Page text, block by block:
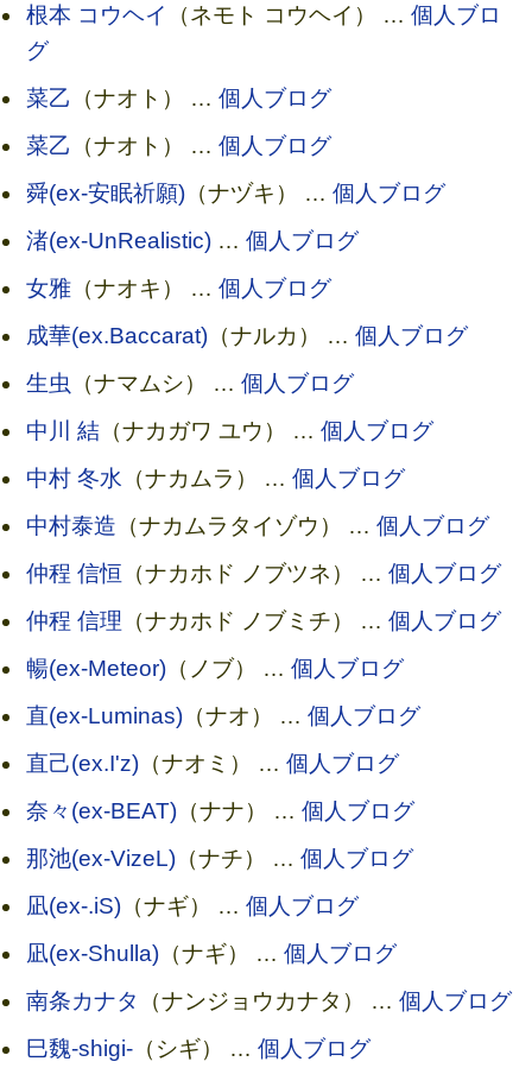
根本 コウヘイ
（ネモト コウヘイ） … 個人ブロ
グ
菜乙 （ナオト） … 個人ブログ
菜乙 （ナオト） … 個人ブログ
舜(ex-安眠祈願)（ナヅキ） … 個人ブログ
渚(ex-UnRealistic)… 個人ブログ
女雅（ナオキ） … 個人ブログ
成華(ex.Baccarat)（ナルカ） … 個人ブログ
生虫 （ナマムシ） … 個人ブログ
中川 結（ナカガワ ユウ） … 個人ブログ
中村 冬水 （ナカムラ） … 個人ブログ
中村泰造 （ナカムラタイゾウ） … 個人ブログ
仲程 信恒 （ナカホド ノブツネ） … 個人ブログ
仲程 信理 （ナカホド ノブミチ） … 個人ブログ
暢(ex-Meteor)（ノブ） … 個人ブログ
直(ex-Luminas)（ナオ） … 個人ブログ
直己(ex.I'z)（ナオミ） … 個人ブログ
奈々(ex-BEAT)（ナナ） … 個人ブログ
那池(ex-VizeL)（ナチ） … 個人ブログ
凪(ex-.iS)（ナギ） … 個人ブログ
凪(ex-Shulla)（ナギ） … 個人ブログ
南条カナタ
（ナンジョウカナタ） … 個人ブログ
巳魏-shigi-（シギ） … 個人ブログ